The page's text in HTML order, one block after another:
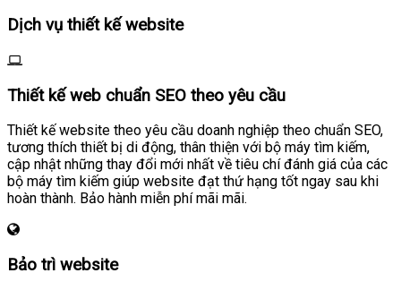
Dịch vụ thiết kế website
Thiết kế web chuẩn SEO theo yêu cầu
Thiết kế website theo yêu cầu doanh nghiệp theo chuẩn SEO,
tương thích thiết bị di động, thân thiện với bộ máy tìm kiếm,
cập nhật những thay đổi mới nhất về tiêu chí đánh giá của các
bộ máy tìm kiếm giúp website đạt thứ hạng tốt ngay sau khi
hoàn thành. Bảo hành miễn phí mãi mãi.
Bảo trì website